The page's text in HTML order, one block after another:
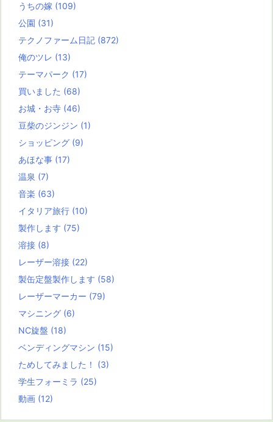
うちの嫁 (109)
公園 (31)
テクノファーム日記 (872)
俺のツレ (13)
テーマパーク (17)
買いました (68)
お城・お寺 (46)
豆柴のジンジン (1)
ショッピング (9)
あほな事 (17)
温泉 (7)
音楽 (63)
イタリア旅行 (10)
製作します (75)
溶接 (8)
レーザー溶接 (22)
製缶定盤製作します (58)
レーザーマーカー (79)
マシニング (6)
NC旋盤 (18)
ベンディングマシン (15)
ためしてみました！ (3)
学生フォーミラ (25)
動画 (12)